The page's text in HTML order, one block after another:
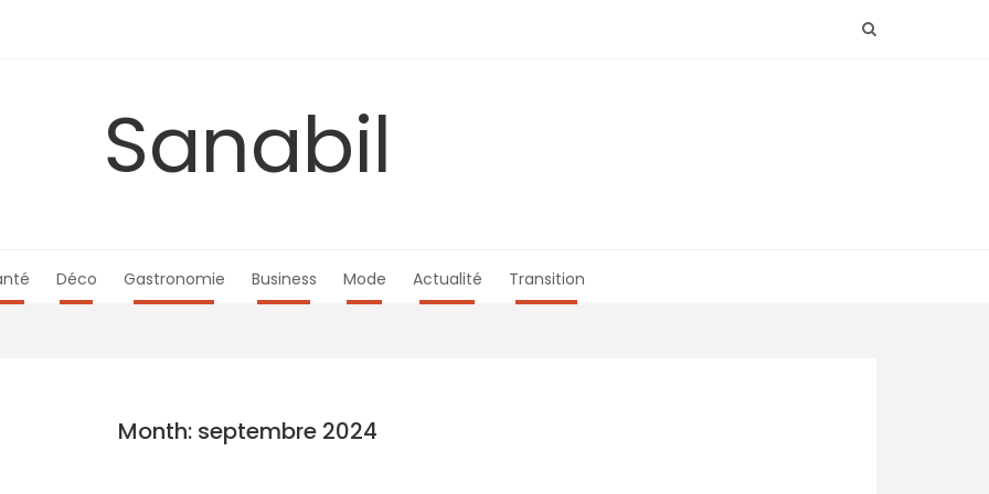
Sanabil
Déco Gastronomie Business Mode Actualité Transition
Month: septembre 2024